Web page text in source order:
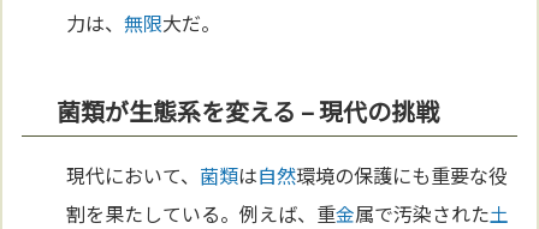
力は、無限大だ。
菌類が生態系を変える – 現代の挑戦
現代において、 菌類は自然環境の保護にも重要な役
割を果たしている。例えば、重金属で汚染された土